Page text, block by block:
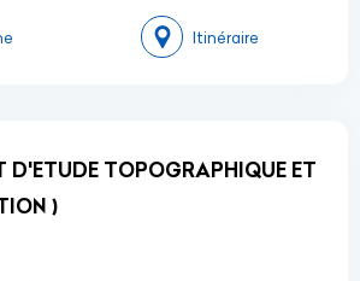
Itinéraire
D'ETUDE TOPOGRAPHIQUE ET
)